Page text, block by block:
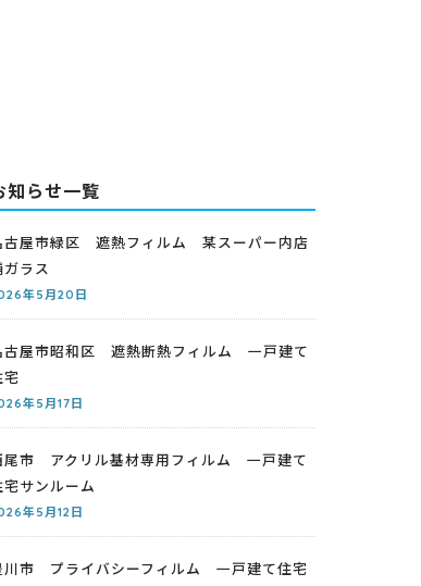
知らせ一覧
古屋市緑区 遮熱フィルム 某スーパー内店
ガラス
年5月20日
古屋市昭和区 遮熱断熱フィルム 一戸建て
宅
年5月17日
尾市 アクリル基材専用フィルム 一戸建て
宅サンルーム
年5月12日
川市 プライバシーフィルム 一戸建て住宅